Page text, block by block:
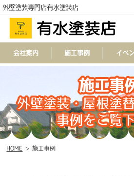
外壁塗装専門店有水塗装店
会社案内 施工事例 イベ
施工事
外壁塗装・屋根塗
事例をご覧
HOME > 施工事例